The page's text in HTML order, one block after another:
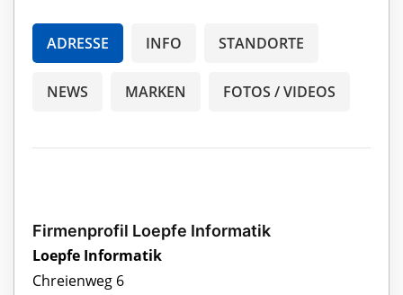
ADRESSE INFO STANDORTE
NEWS MARKEN FOTOS / VIDEOS
Firmenprofil Loepfe Informatik
Loepfe Informatik
Chreienweg 6